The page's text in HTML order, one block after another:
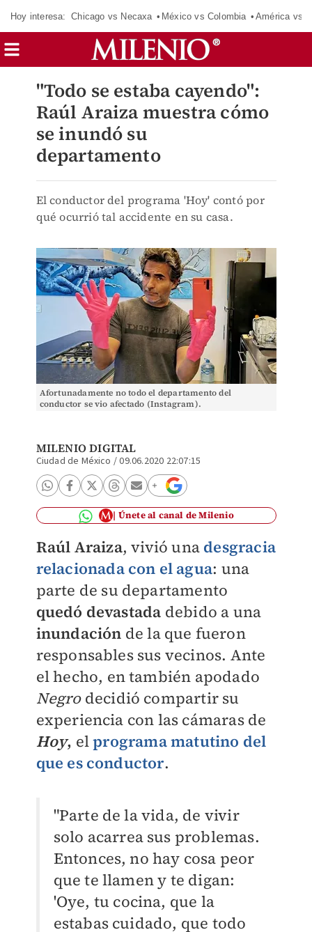
Hoy interesa: Chicago vs Necaxa México vs Colombia América vs
"Todo se estaba cayendo":
Raúl Araiza muestra cómo
se inundó su
departamento
El conductor del programa 'Hoy' contó por
qué ocurrió tal accidente en su casa.
Afortunadamente no todo el departamento del
conductor se vio afectado (Instagram).
MILENIO DIGITAL
Ciudad de México /09.06.2020 22:07:15
Únete al canal de Milenio
Raúl Araiza, vivió una desgracia
relacionada con el agua: una
parte de su departamento
quedó devastada debido a una
inundación de la que fueron
responsables sus vecinos. Ante
el hecho, en también apodado
Negrodecidió compartir su
experiencia con las cámaras de
Hoy, elprograma matutino del
que es conductor.
"Parte de la vida, de vivir
solo acarrea sus problemas.
Entonces, no hay cosa peor
que te llamen y te digan:
'Oye, tu cocina, que la
estabas cuidado, que todo